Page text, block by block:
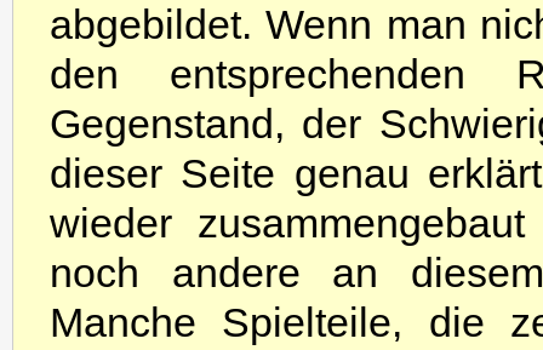
abgebildet. Wenn man
den
Gegenstand, der
dieser Seite genau
wieder
noch andere an
Manche Spielteile, die